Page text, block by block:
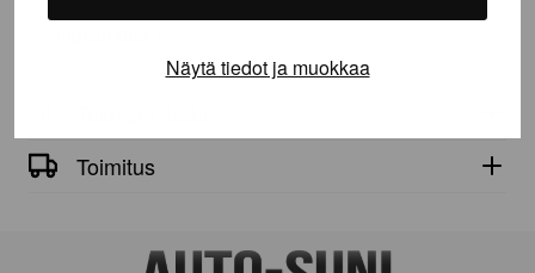
Näytä tiedot ja muokkaa
Toimitus